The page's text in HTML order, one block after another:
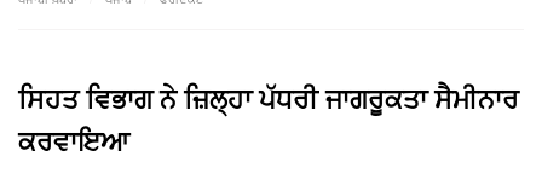
ਸਿਹਤ ਵਿਭਾਗ ਨੇ ਜ਼ਿਲ੍ਹਾ ਪੱਧਰੀ ਜਾਗਰੂਕਤਾ ਸੈਮੀਨਾਰ
ਕਰਵਾਇਆ